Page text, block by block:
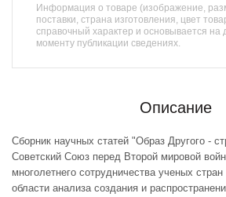
Информация о товаре (изображение,
поставки, страна изготовления, цвет
справочный характер и основывается на
моменту публикации сведениях.
Описание
Сборник научных статей "Образ Другого -
Советский Союз перед Второй мировой
многолетнего сотрудничества ученых
области анализа создания и